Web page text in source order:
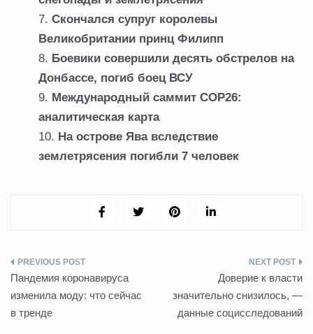
Скончался супруг королевы
Великобритании принц Филипп
Боевики совершили десять обстрелов на
Донбассе, погиб боец ВСУ
Международный саммит COP26:
аналитическая карта
На острове Ява вследствие
землетрясения погибли 7 человек
Навигация
по
записям
Пандемия коронавируса
изменила моду: что сейчас
в тренде
Доверие к власти
значительно снизилось, —
данные социсследований